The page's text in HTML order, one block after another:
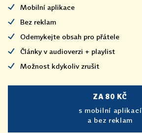
Mobilní aplikace
Bez reklam
Odemykejte obsah pro přátele
Články v audioverzi + playlist
Možnost kdykoliv zrušit
ZA 80 KČ
s mobilní aplikací
a bez reklam